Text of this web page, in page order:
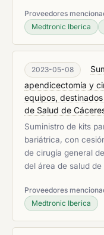
Proveedores
Medtronic Iberica
2023-05-08
apendicectomía y
equipos,
de Salud de
Suministro de kits
bariátrica, con
de cirugía general
del área de salud de
Proveedores
Medtronic Iberica